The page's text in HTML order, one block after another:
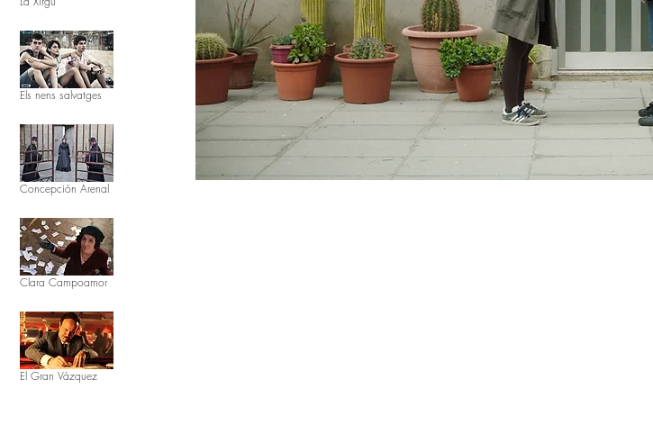
Els nens salvatges
Concepción Arenal
Clara Campoamor
El Gran Vázquez